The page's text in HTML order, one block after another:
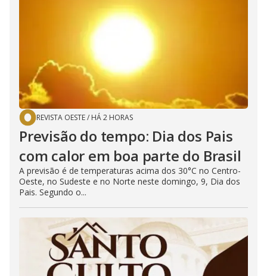
REVISTA OESTE/ HÁ 2 HORAS
Previsão do tempo: Dia dos Pais
com calor em boa parte do Brasil
A previsão é de temperaturas acima dos 30°C no Centro-
Oeste, no Sudeste e no Norte neste domingo, 9, Dia dos
Pais. Segundo o...